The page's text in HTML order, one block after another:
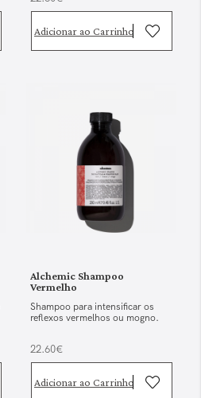
Adicionar ao Carrinho
Alchemic Shampoo
Vermelho
Shampoo para intensificar os
reflexos vermelhos ou mogno.
22.60€
Adicionar ao Carrinho